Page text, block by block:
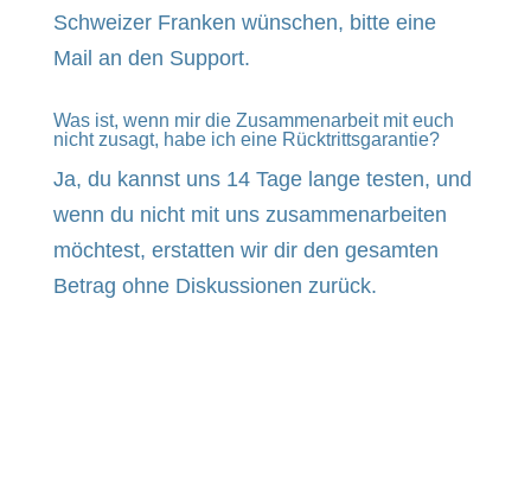
Schweizer Franken wünschen, bitte eine
Mail an den Support.
Was ist, wenn mir die Zusammenarbeit mit euch
nicht zusagt, habe ich eine Rücktrittsgarantie?
Ja, du kannst uns 14 Tage lange testen, und
wenn du nicht mit uns zusammenarbeiten
möchtest, erstatten wir dir den gesamten
Betrag ohne Diskussionen zurück.